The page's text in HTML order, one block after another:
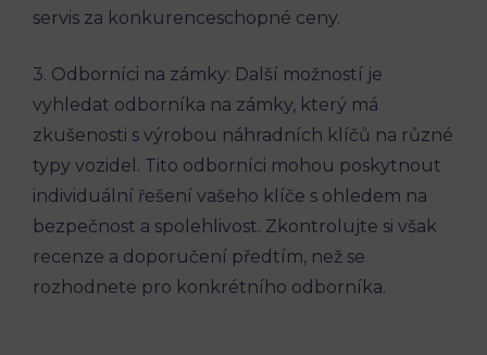
servis za konkurenceschopné ceny.
3. ⁤Odborníci na zámky: Další možností‌ je
vyhledat odborníka na zámky, který⁣ má
zkušenosti‍ s výrobou náhradních klíčů na různé‌
typy vozidel. Tito odborníci mohou poskytnout
individuální řešení vašeho klíče s ‍ohledem na
bezpečnost⁣ a spolehlivost. Zkontrolujte⁤ si však
recenze⁢ a doporučení předtím, než se
rozhodnete pro konkrétního odborníka.